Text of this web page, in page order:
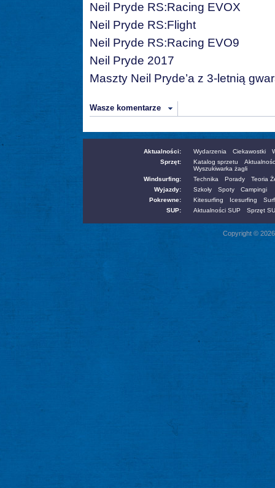
Neil Pryde RS:Racing EVOX
Neil Pryde RS:Flight
Neil Pryde RS:Racing EVO9
Neil Pryde 2017
Maszty Neil Pryde’a z 3-letnią
Wasze komentarze
Aktualności: Wydarzenia Ciekawostki
Sprzęt:
Katalog sprzetu
Wyszukiwarka żagli
Windsurfing:
Technika Porady
Teoria
Wyjazdy:
Szkoły Spoty
Campingi
Pokrewne:
Kitesurfing Icesurfing
SUP:
Aktualności SUP Sprzęt
Copyright ©